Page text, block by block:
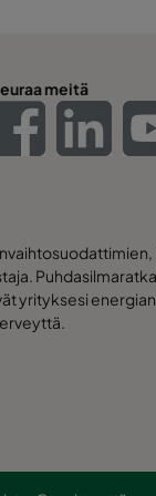
meitä
yrityksesi